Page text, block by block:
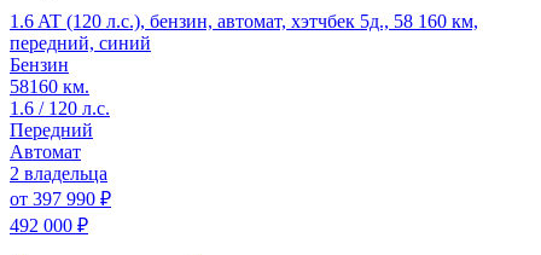
1.6 AT (120 л.с.), бензин, автомат, хэтчбек 5д., 58 160 км,
передний, синий
Бензин
58160 км.
1.6 / 120 л.с.
Передний
Автомат
2 владельца
от 397 990 ₽
492 000 ₽